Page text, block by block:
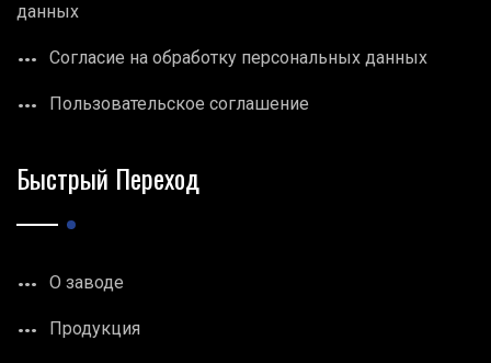
данных
Согласие на обработку персональных данных
Пользовательское соглашение
Быстрый Переход
О заводе
Продукция